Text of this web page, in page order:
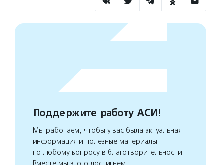
Поддержите работу АСИ!
Мы работаем, чтобы у вас была актуальная
информация и полезные материалы
по любому вопросу в благотворительности.
Вместе мы этого достигнем